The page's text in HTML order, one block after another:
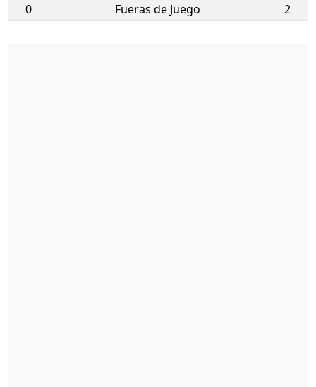
0
Fueras de Juego 2